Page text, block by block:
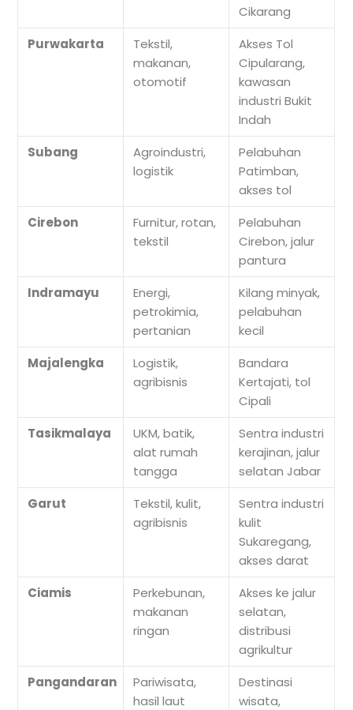
Cikarang
Purwakarta
Tekstil,
makanan,
otomotif
Akses Tol
Cipularang,
kawasan
industri Bukit
Indah
Subang
Agroindustri,
logistik
Pelabuhan
Patimban,
akses tol
Cirebon
Furnitur, rotan,
tekstil
Pelabuhan
Cirebon, jalur
pantura
Indramayu
Energi,
petrokimia,
pertanian
Kilang minyak,
pelabuhan
kecil
Majalengka
Logistik,
agribisnis
Bandara
Kertajati, tol
Cipali
Tasikmalaya
UKM, batik,
alat rumah
tangga
Sentra industri
kerajinan, jalur
selatan Jabar
Garut
Tekstil, kulit,
agribisnis
Sentra industri
kulit
Sukaregang,
akses darat
Ciamis
Perkebunan,
makanan
ringan
Akses ke jalur
selatan,
distribusi
agrikultur
Pangandaran
Pariwisata,
hasil laut
Destinasi
wisata,